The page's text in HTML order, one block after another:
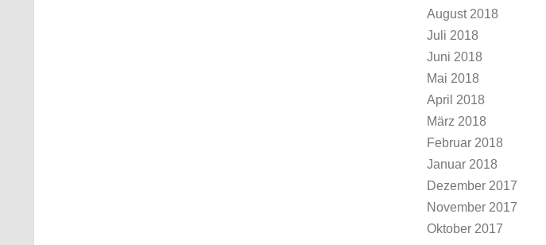
August 2018
Juli 2018
Juni 2018
Mai 2018
April 2018
März 2018
Februar 2018
Januar 2018
Dezember 2017
November 2017
Oktober 2017